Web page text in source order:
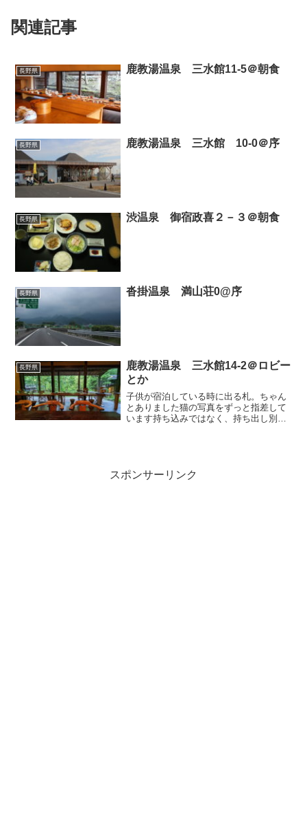
関連記事
長野県 鹿教湯温泉 三水館11-5＠朝食
長野県 鹿教湯温泉 三水館 10-0＠序
長野県 渋温泉 御宿政喜２－３＠朝食
長野県 沓掛温泉 満山荘0@序
長野県
鹿教湯温泉 三水館14-2＠ロビー
とか
子供が宿泊している時に出る札。ちゃん
とありました猫の写真をずっと指差して
います持ち込みではなく、持ち出し別に
スポンサーリンク